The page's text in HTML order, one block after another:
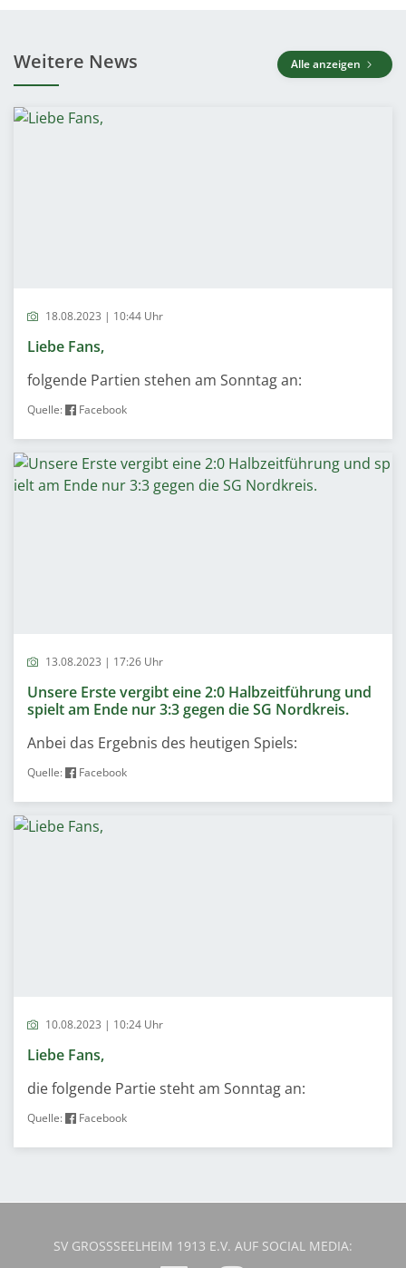
Weitere News Alle anzeigen
18.08.2023 | 10:44 Uhr
Liebe Fans,
folgende Partien stehen am Sonntag an:
Quelle: Facebook
13.08.2023 | 17:26 Uhr
Unsere Erste vergibt eine 2:0 Halbzeitführung und
spielt am Ende nur 3:3 gegen die SG Nordkreis.
Anbei das Ergebnis des heutigen Spiels:
Quelle: Facebook
10.08.2023 | 10:24 Uhr
Liebe Fans,
die folgende Partie steht am Sonntag an:
Quelle: Facebook
SV GROSSSEELHEIM 1913 E.V. AUF SOCIAL MEDIA: